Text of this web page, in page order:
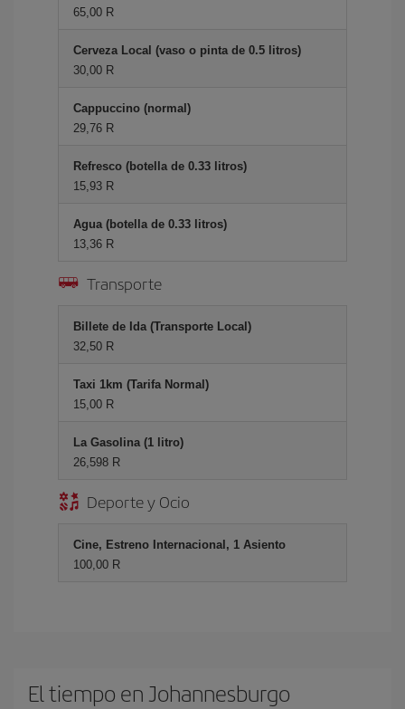
65,00 R
Cerveza Local (vaso o pinta de 0.5 litros)
30,00 R
Cappuccino (normal)
29,76 R
Refresco (botella de 0.33 litros)
15,93 R
Agua (botella de 0.33 litros)
13,36 R
Transporte
Billete de Ida (Transporte Local)
32,50 R
Taxi 1km (Tarifa Normal)
15,00 R
La Gasolina (1 litro)
26,598 R
Deporte y Ocio
Cine, Estreno Internacional, 1 Asiento
100,00 R
El tiempo en Johannesburgo